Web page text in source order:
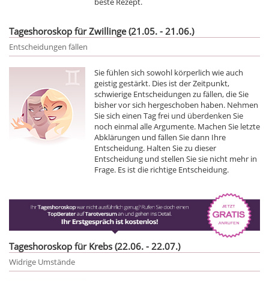
Tageshoroskop für Zwillinge (21.05. - 21.06.)
Entscheidungen fällen
Sie fühlen sich sowohl körperlich wie auch
geistig gestärkt. Dies ist der Zeitpunkt,
schwierige Entscheidungen zu fällen, die Sie
bisher vor sich hergeschoben haben. Nehmen
Sie sich einen Tag frei und überdenken Sie
noch einmal alle Argumente. Machen Sie letzte
Abklärungen und fällen Sie dann Ihre
Entscheidung. Halten Sie zu dieser
Entscheidung und stellen Sie sie nicht mehr in
Frage. Es ist die richtige Entscheidung.
Tageshoroskop für Krebs (22.06. - 22.07.)
Widrige Umstände